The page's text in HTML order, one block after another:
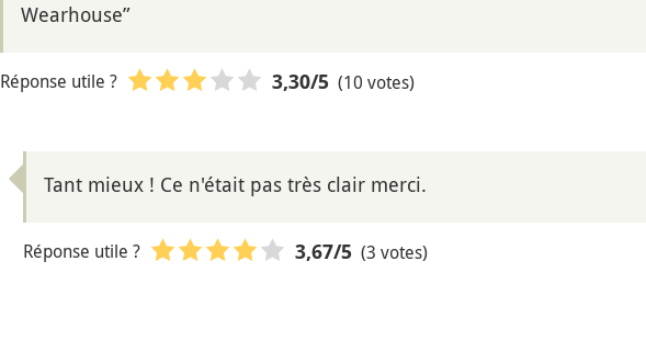
Wearhouse”
Réponse utile ? 3,30/5 (10 votes)
Tant mieux ! Ce n'était pas très clair merci.
Réponse utile ? 3,67/5 (3 votes)